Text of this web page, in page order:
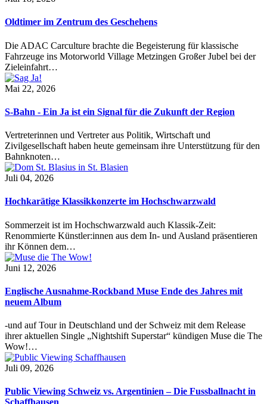
Oldtimer im Zentrum des Geschehens
Die ADAC Carculture brachte die Begeisterung für klassische
Fahrzeuge ins Motorworld Village Metzingen Großer Jubel bei der
Zieleinfahrt…
Mai 22, 2026
S-Bahn - Ein Ja ist ein Signal für die Zukunft der Region
Vertreterinnen und Vertreter aus Politik, Wirtschaft und
Zivilgesellschaft haben heute gemeinsam ihre Unterstützung für den
Bahnknoten…
Juli 04, 2026
Hochkarätige Klassikkonzerte im Hochschwarzwald
Sommerzeit ist im Hochschwarzwald auch Klassik-Zeit:
Renommierte Künstler:innen aus dem In- und Ausland präsentieren
ihr Können dem…
Juni 12, 2026
Englische Ausnahme-Rockband Muse Ende des Jahres mit
neuem Album
-und auf Tour in Deutschland und der Schweiz mit dem Release
ihrer aktuellen Single „Nightshift Superstar“ kündigen Muse die The
Wow!…
Juli 09, 2026
Public Viewing Schweiz vs. Argentinien – Die Fussballnacht in